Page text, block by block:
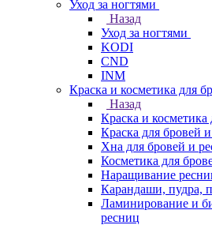
Уход за ногтями
Назад
Уход за ногтями
KODI
CND
INM
Краска и косметика для
Назад
Краска и
Краска для бровей
Хна для бровей и
Косметика для
Наращивание
Карандаши, пудра,
Ламинирование и
ресниц